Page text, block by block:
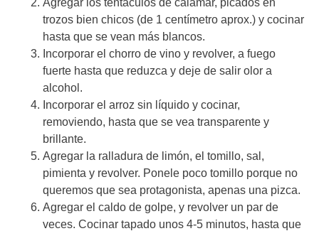
trozos bien chicos (de 1 centímetro aprox.) y cocinar
hasta que se vean más blancos.
Incorporar el chorro de vino y revolver, a fuego
fuerte hasta que reduzca y deje de salir olor a
alcohol.
Incorporar el arroz sin líquido y cocinar,
removiendo, hasta que se vea transparente y
brillante.
Agregar la ralladura de limón, el tomillo, sal,
pimienta y revolver. Ponele poco tomillo porque no
queremos que sea protagonista, apenas una pizca.
Agregar el caldo de golpe, y revolver un par de
veces. Cocinar tapado unos 4-5 minutos, hasta que